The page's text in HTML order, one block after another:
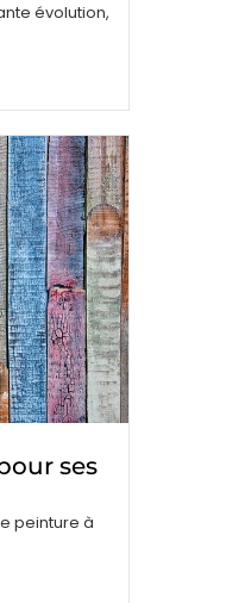
évolution,
ses
peinture à